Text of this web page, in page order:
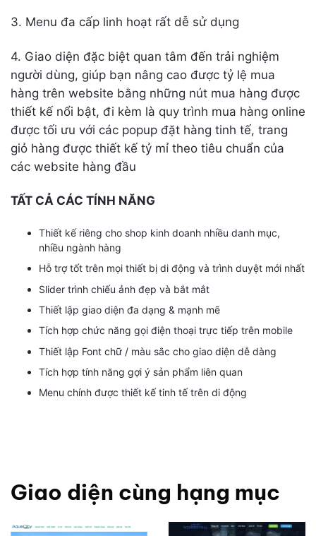
3. Menu đa cấp linh hoạt rất dễ sử dụng
4. Giao diện đặc biệt quan tâm đến trải nghiệm
người dùng, giúp bạn nâng cao được tỷ lệ mua
hàng trên website bằng những nút mua hàng được
thiết kế nổi bật, đi kèm là quy trình mua hàng online
được tối ưu với các popup đặt hàng tinh tế, trang
giỏ hàng được thiết kế tỷ mỉ theo tiêu chuẩn của
các website hàng đầu
TẤT CẢ CÁC TÍNH NĂNG
Thiết kế riêng cho shop kinh doanh nhiều danh mục,
nhiều ngành hàng
Hỗ trợ tốt trên mọi thiết bị di động và trình duyệt mới nhất
Slider trình chiếu ảnh đẹp và bắt mắt
Thiết lập giao diện đa dạng & mạnh mẽ
Tích hợp chức năng gọi điện thoại trực tiếp trên mobile
Thiết lập Font chữ / màu sắc cho giao diện dễ dàng
Tích hợp tính năng gợi ý sản phẩm liên quan
Menu chính được thiết kế tinh tế trên di động
Giao diện cùng hạng mục